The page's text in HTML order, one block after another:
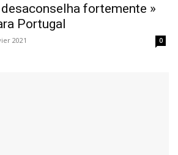
desaconselha fortemente »
Portugal
2021 0